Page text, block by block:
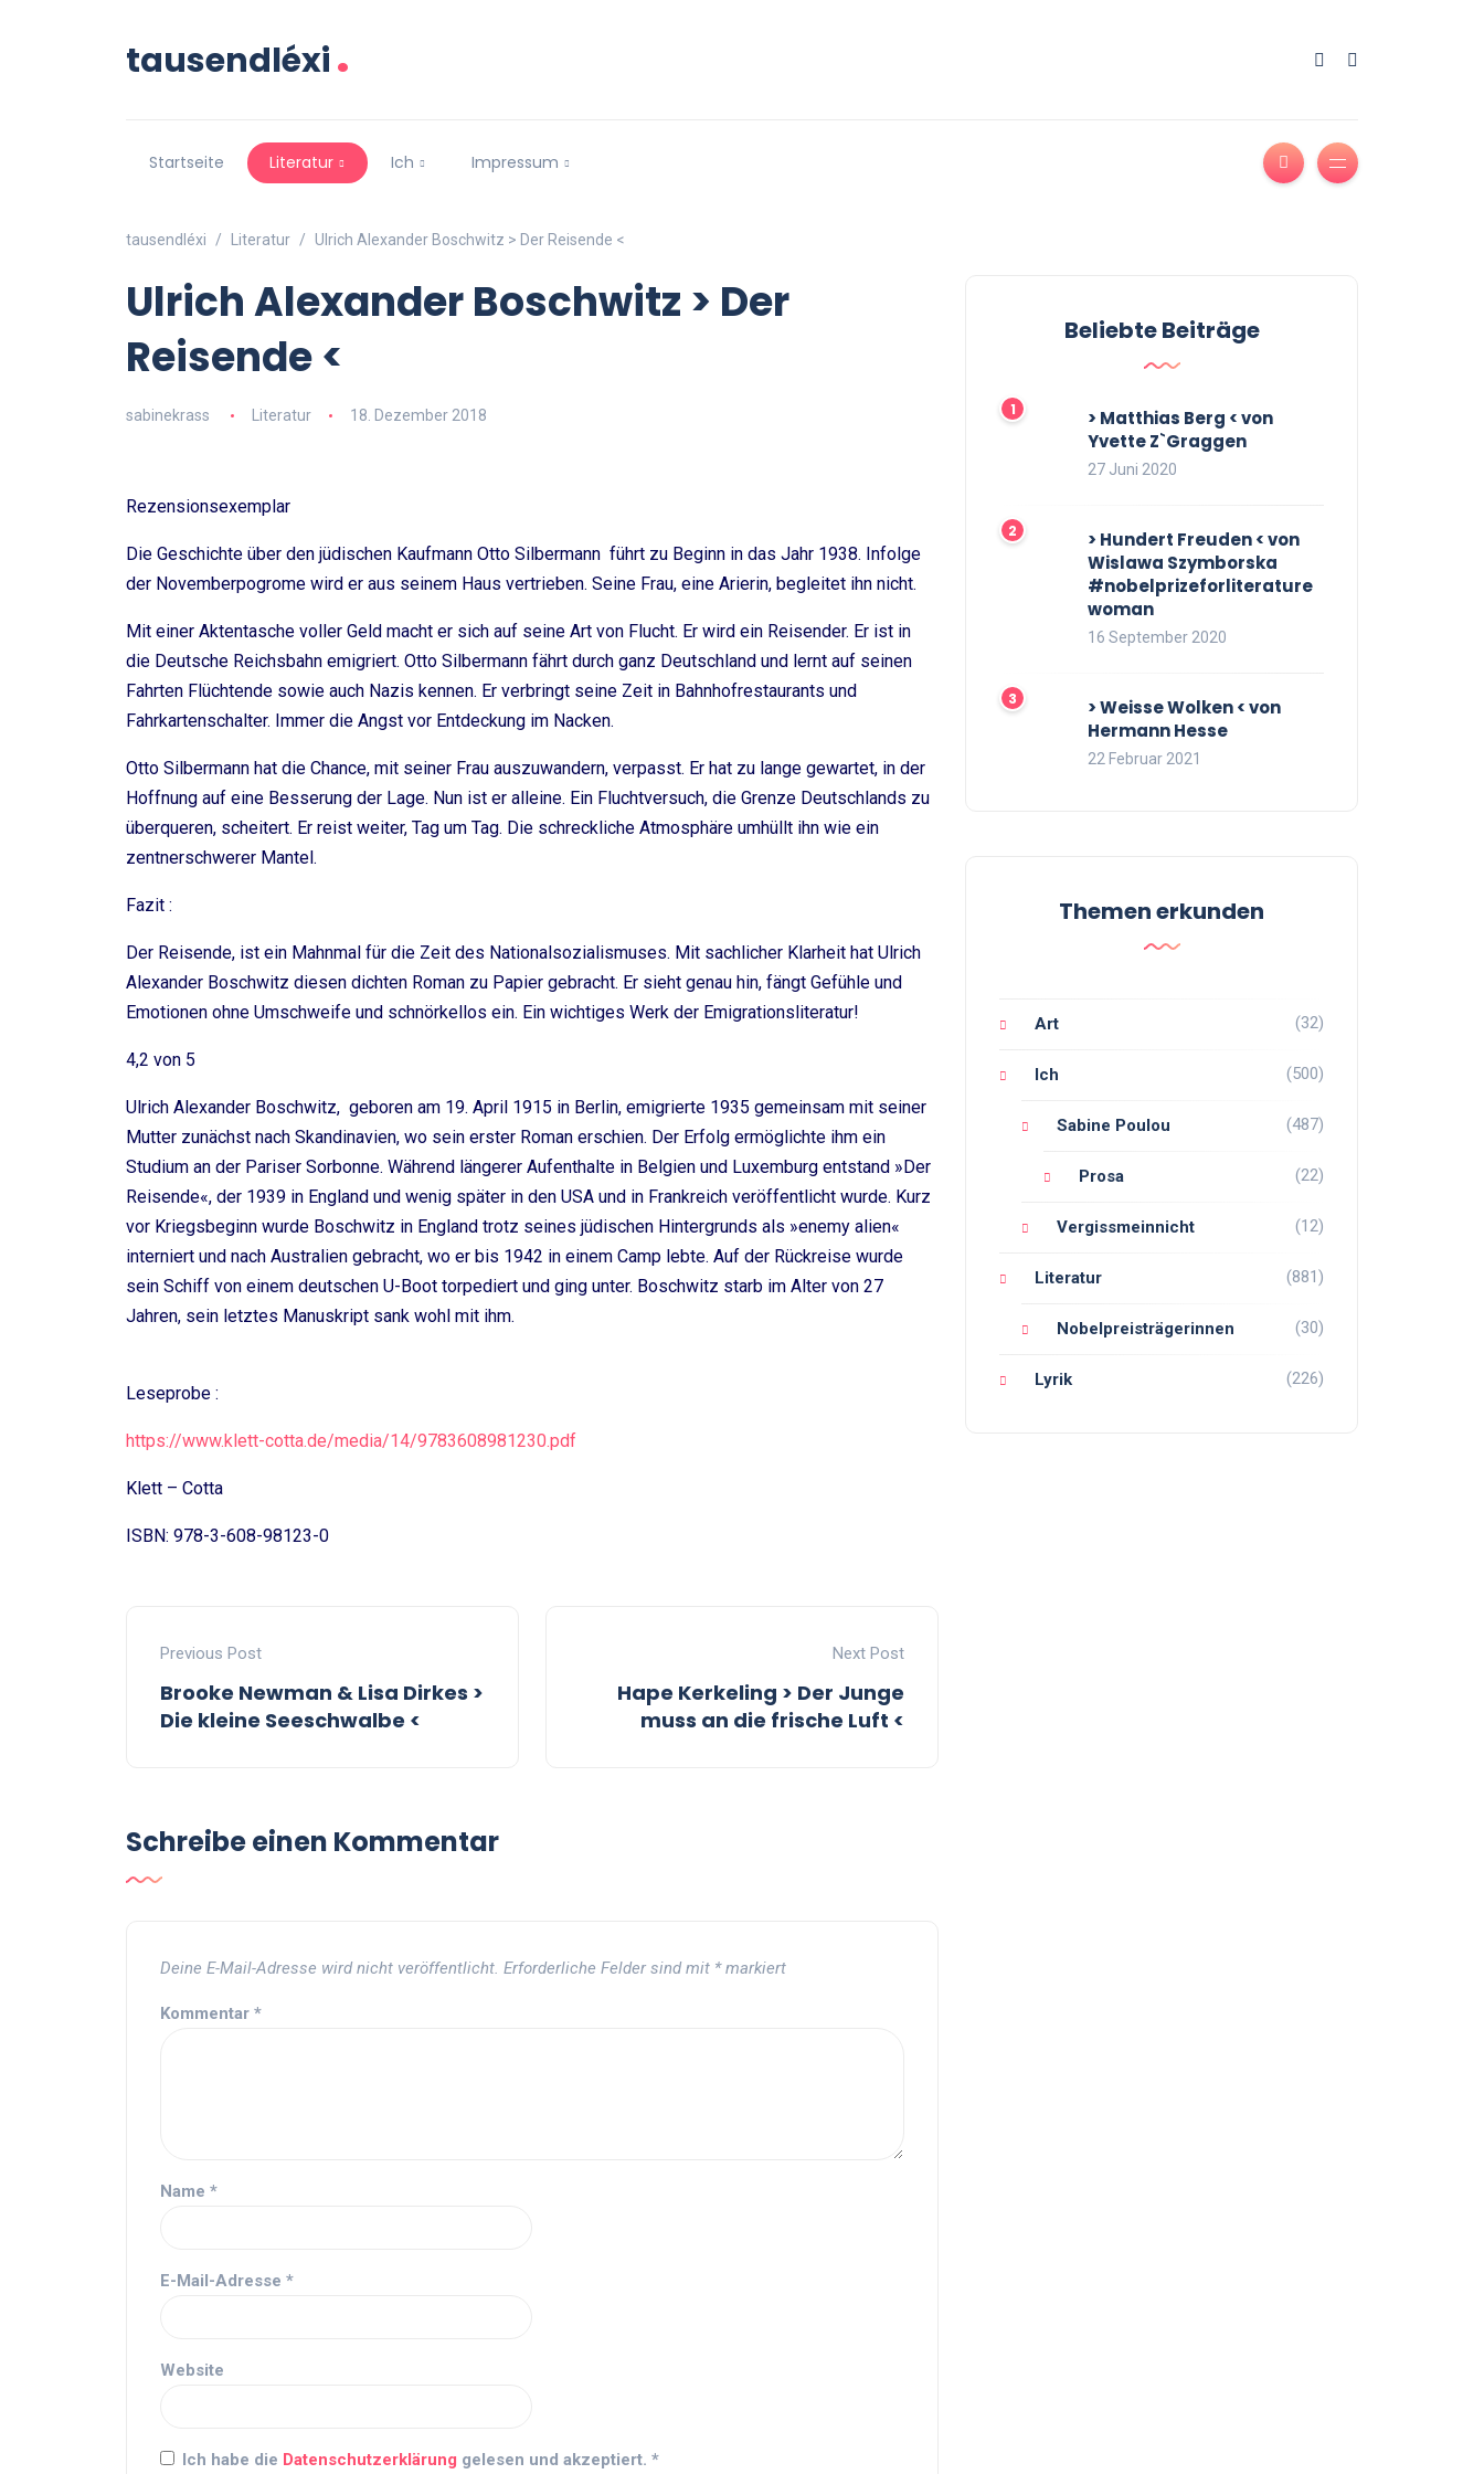
tausendléxi.
Startseite Literatur Ich Impressum
tausendléxi Literatur Ulrich Alexander Boschwitz > Der Reisende <
Ulrich Alexander Boschwitz > Der
Reisende <
sabinekrass Literatur 18. Dezember 2018
Rezensionsexemplar
Die Geschichte über den jüdischen Kaufmann Otto Silbermann führt zu Beginn in das Jahr 1938. Infolge
der Novemberpogrome wird er aus seinem Haus vertrieben. Seine Frau, eine Arierin, begleitet ihn nicht.
Mit einer Aktentasche voller Geld macht er sich auf seine Art von Flucht. Er wird ein Reisender. Er ist in
die Deutsche Reichsbahn emigriert. Otto Silbermann fährt durch ganz Deutschland und lernt auf seinen
Fahrten Flüchtende sowie auch Nazis kennen. Er verbringt seine Zeit in Bahnhofrestaurants und
Fahrkartenschalter. Immer die Angst vor Entdeckung im Nacken.
Otto Silbermann hat die Chance, mit seiner Frau auszuwandern, verpasst. Er hat zu lange gewartet, in der
Hoffnung auf eine Besserung der Lage. Nun ist er alleine. Ein Fluchtversuch, die Grenze Deutschlands zu
überqueren, scheitert. Er reist weiter, Tag um Tag. Die schreckliche Atmosphäre umhüllt ihn wie ein
zentnerschwerer Mantel.
Fazit :
Der Reisende, ist ein Mahnmal für die Zeit des Nationalsozialismuses. Mit sachlicher Klarheit hat Ulrich
Alexander Boschwitz diesen dichten Roman zu Papier gebracht. Er sieht genau hin, fängt Gefühle und
Emotionen ohne Umschweife und schnörkellos ein. Ein wichtiges Werk der Emigrationsliteratur!
4,2 von 5
Ulrich Alexander Boschwitz, geboren am 19. April 1915 in Berlin, emigrierte 1935 gemeinsam mit seiner
Mutter zunächst nach Skandinavien, wo sein erster Roman erschien. Der Erfolg ermöglichte ihm ein
Studium an der Pariser Sorbonne. Während längerer Aufenthalte in Belgien und Luxemburg entstand »Der
Reisende«, der 1939 in England und wenig später in den USA und in Frankreich veröffentlicht wurde. Kurz
vor Kriegsbeginn wurde Boschwitz in England trotz seines jüdischen Hintergrunds als »enemy alien«
interniert und nach Australien gebracht, wo er bis 1942 in einem Camp lebte. Auf der Rückreise wurde
sein Schiff von einem deutschen U-Boot torpediert und ging unter. Boschwitz starb im Alter von 27
Jahren, sein letztes Manuskript sank wohl mit ihm.
Leseprobe :
https://www.klett-cotta.de/media/14/9783608981230.pdf
Klett – Cotta
ISBN: 978-3-608-98123-0
Previous Post
Brooke Newman & Lisa Dirkes >
Die kleine Seeschwalbe <
Next Post
Hape Kerkeling > Der Junge
muss an die frische Luft <
Schreibe einen Kommentar
Deine E-Mail-Adresse wird nicht veröffentlicht. Erforderliche Felder sind mit *markiert
Kommentar *
Name *
E-Mail-Adresse *
Website
Ich habe die Datenschutzerklärung gelesen und akzeptiert. *
Beliebte Beiträge
> Matthias Berg < von
Yvette Z`Graggen
27 Juni 2020
> Hundert Freuden < von
Wislawa Szymborska
#nobelprizeforliterature
woman
16 September 2020
> Weisse Wolken < von
Hermann Hesse
22 Februar 2021
Themen erkunden
Art (32)
Ich (500)
Sabine Poulou (487)
Prosa (22)
Vergissmeinnicht (12)
Literatur (881)
Nobelpreisträgerinnen (30)
Lyrik (226)